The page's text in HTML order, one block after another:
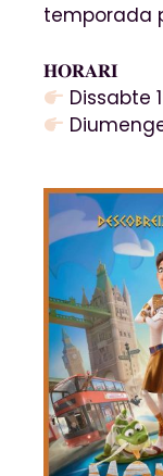
temporada
𝐇𝐎𝐑𝐀𝐑𝐈
Dissabte